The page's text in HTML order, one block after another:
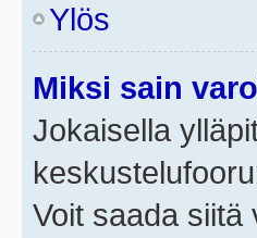
Ylös
Miksi sain
Jokaisella
Voit saada siitä